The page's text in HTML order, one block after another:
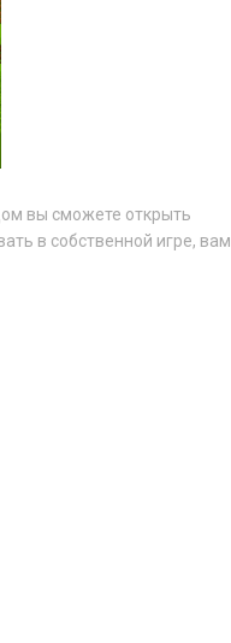
вы сможете открыть
в собственной игре, вам